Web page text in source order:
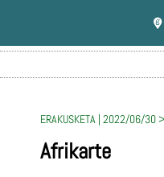
ERAKUSKETA | 2022/06/
Afrikarte